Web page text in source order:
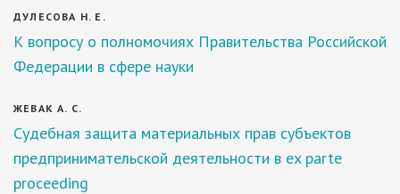
ДУЛЕСОВА Н. Е.
К вопросу о полномочиях Правительства Российской
Федерации в сфере науки
ЖЕВАК А. С.
Судебная защита материальных прав субъектов
предпринимательской деятельности в ex parte
proceeding